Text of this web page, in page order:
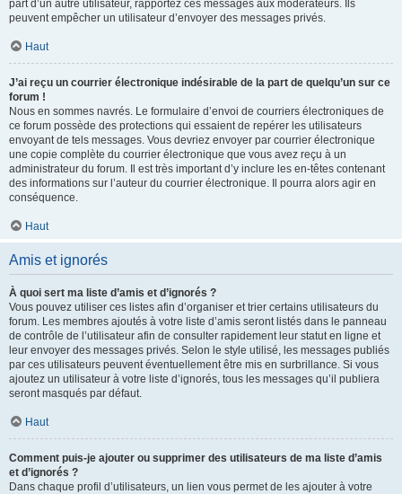
part d’un autre utilisateur, rapportez ces messages aux modérateurs. Ils
peuvent empêcher un utilisateur d’envoyer des messages privés.
Haut
J’ai reçu un courrier électronique indésirable de la part de quelqu’un sur ce
forum !
Nous en sommes navrés. Le formulaire d’envoi de courriers électroniques de
ce forum possède des protections qui essaient de repérer les utilisateurs
envoyant de tels messages. Vous devriez envoyer par courrier électronique
une copie complète du courrier électronique que vous avez reçu à un
administrateur du forum. Il est très important d’y inclure les en-têtes contenant
des informations sur l’auteur du courrier électronique. Il pourra alors agir en
conséquence.
Haut
Amis et ignorés
À quoi sert ma liste d’amis et d’ignorés ?
Vous pouvez utiliser ces listes afin d’organiser et trier certains utilisateurs du
forum. Les membres ajoutés à votre liste d’amis seront listés dans le panneau
de contrôle de l’utilisateur afin de consulter rapidement leur statut en ligne et
leur envoyer des messages privés. Selon le style utilisé, les messages publiés
par ces utilisateurs peuvent éventuellement être mis en surbrillance. Si vous
ajoutez un utilisateur à votre liste d’ignorés, tous les messages qu’il publiera
seront masqués par défaut.
Haut
Comment puis-je ajouter ou supprimer des utilisateurs de ma liste d’amis
et d’ignorés ?
Dans chaque profil d’utilisateurs, un lien vous permet de les ajouter à votre